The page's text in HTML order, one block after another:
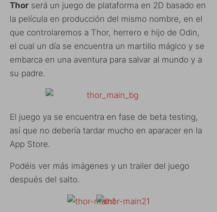
Thor será un juego de plataforma en 2D basado en
la película en producción del mismo nombre, en el
que controlaremos a Thor, herrero e hijo de Odin,
el cual un día se encuentra un martillo mágico y se
embarca en una aventura para salvar al mundo y a
su padre.
El juego ya se encuentra en fase de beta testing,
así que no debería tardar mucho en aparacer en la
App Store.
Podéis ver más imágenes y un trailer del juego
después del salto.